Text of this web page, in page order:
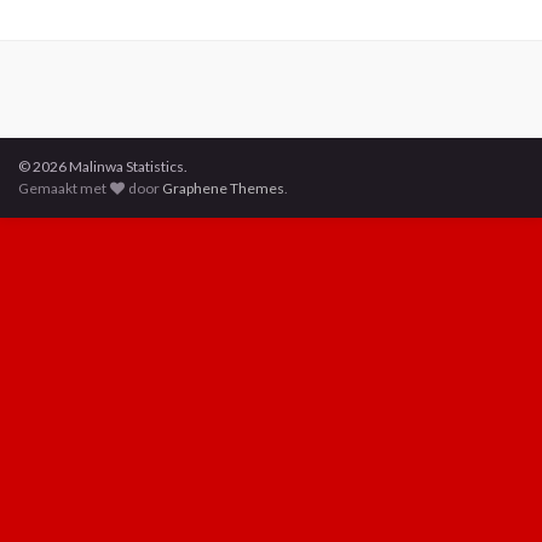
© 2026 Malinwa Statistics.
Gemaakt met
door Graphene Themes.